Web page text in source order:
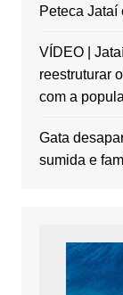
Peteca Jataí
VÍDEO |
reestruturar
com a
Gata
sumida e